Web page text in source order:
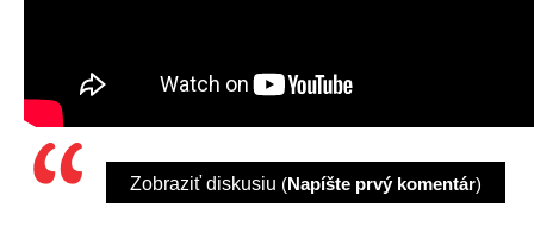
Zobraziť diskusiu (Napíšte prvý komentár)